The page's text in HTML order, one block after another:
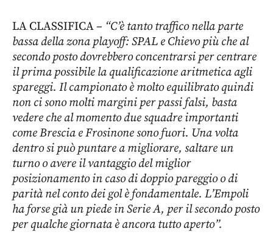
LA CLASSIFICA – “C’è tanto traffico nella parte
bassa della zona playoff: SPAL e Chievo più che al
secondo posto dovrebbero concentrarsi per centrare
il prima possibile la qualificazione aritmetica agli
spareggi. Il campionato è molto equilibrato quindi
non ci sono molti margini per passi falsi, basta
vedere che al momento due squadre importanti
come Brescia e Frosinone sono fuori. Una volta
dentro si può puntare a migliorare, saltare un
turno o avere il vantaggio del miglior
posizionamento in caso di doppio pareggio o di
parità nel conto dei gol è fondamentale. L’Empoli
ha forse già un piede in Serie A, per il secondo posto
per qualche giornata è ancora tutto aperto”.